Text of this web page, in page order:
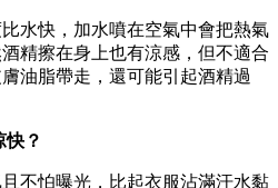
水快，加水噴在空氣中會把熱氣
精擦在身上也有涼感，但不適合
油脂帶走，還可能引起酒精過
快？
不怕曝光，比起衣服沾滿汗水黏